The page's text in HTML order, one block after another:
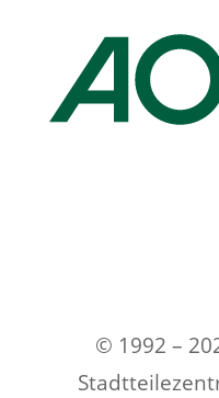
© 1992 –